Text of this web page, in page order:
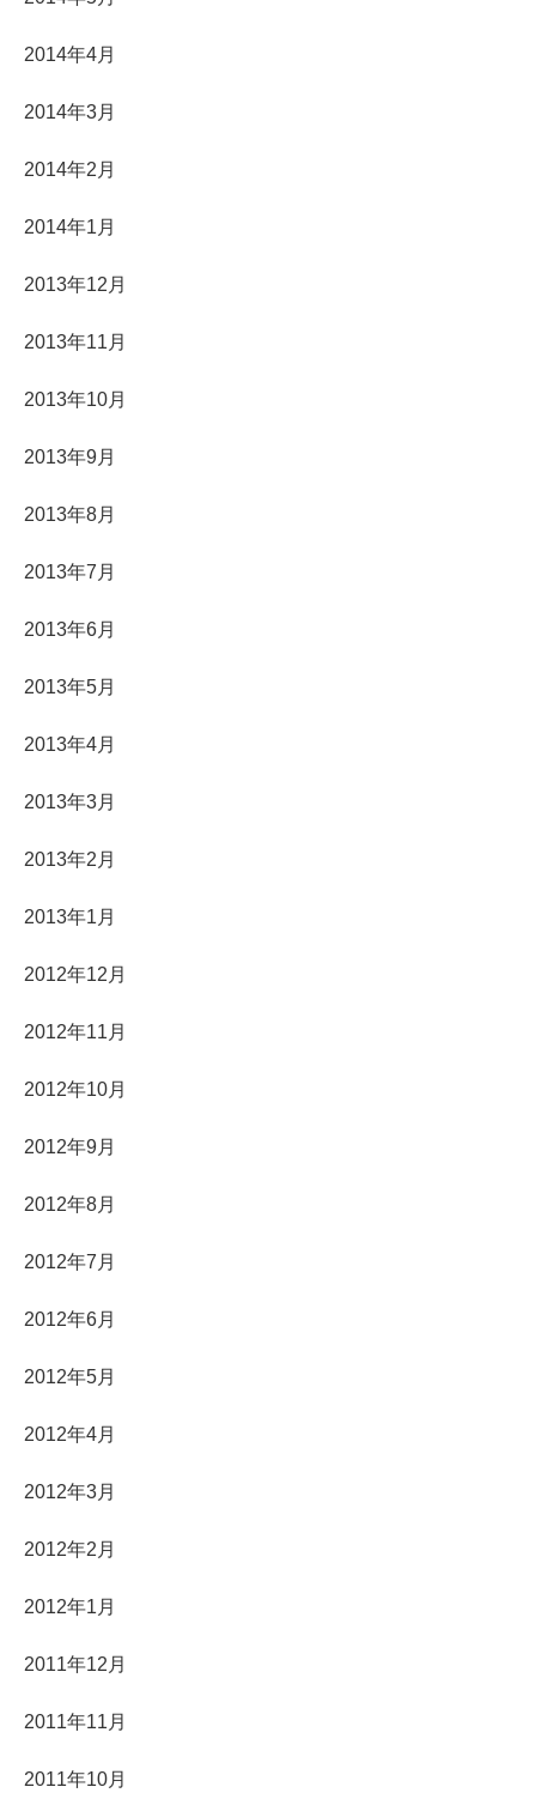
2014年4月
2014年3月
2014年2月
2014年1月
2013年12月
2013年11月
2013年10月
2013年9月
2013年8月
2013年7月
2013年6月
2013年5月
2013年4月
2013年3月
2013年2月
2013年1月
2012年12月
2012年11月
2012年10月
2012年9月
2012年8月
2012年7月
2012年6月
2012年5月
2012年4月
2012年3月
2012年2月
2012年1月
2011年12月
2011年11月
2011年10月